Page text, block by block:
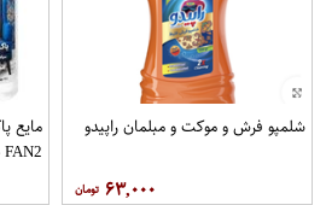
شلمپو فرش و موکت و مبلمان راپیدو
۶۳,۰۰۰
مایع